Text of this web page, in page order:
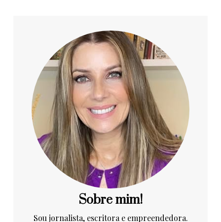
Sobre mim!
Sou jornalista, escritora e empreendedora.